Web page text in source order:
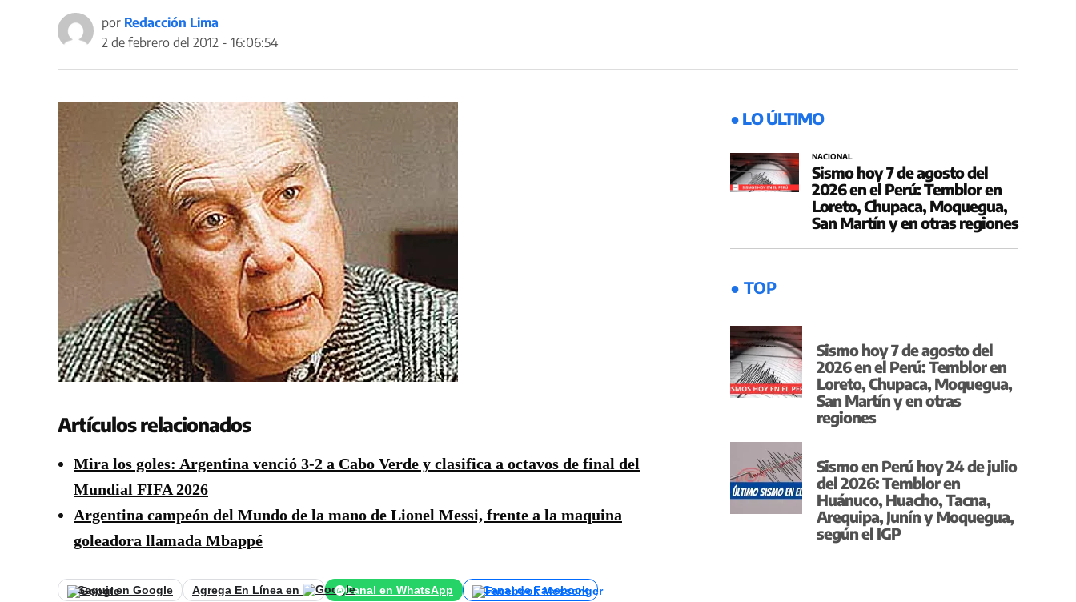
por Redacción Lima
2 de febrero del 2012 - 16:06:54
Artículos relacionados
Mira los goles: Argentina venció 3-2 a Cabo Verde y clasifica a octavos de final del
Mundial FIFA 2026
Argentina campeón del Mundo de la mano de Lionel Messi, frente a la maquina
goleadora llamada Mbappé
Seguir en Google Agrega En Línea en Canal en WhatsApp Canal de Facebook
● LO ÚLTIMO
NACIONAL
Sismo hoy 7 de agosto del
2026 en el Perú: Temblor en
Loreto, Chupaca, Moquegua,
San Martín y en otras regiones
● TOP
Sismo hoy 7 de agosto del
2026 en el Perú: Temblor en
Loreto, Chupaca, Moquegua,
San Martín y en otras
regiones
Sismo en Perú hoy 24 de julio
del 2026: Temblor en
Huánuco, Huacho, Tacna,
Arequipa, Junín y Moquegua,
según el IGP